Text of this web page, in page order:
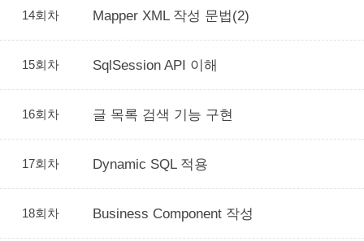
14회차 Mapper XML 작성 문법(2)
15회차 SqlSession API 이해
16회차 글 목록 검색 기능 구현
17회차 Dynamic SQL 적용
18회차 Business Component 작성